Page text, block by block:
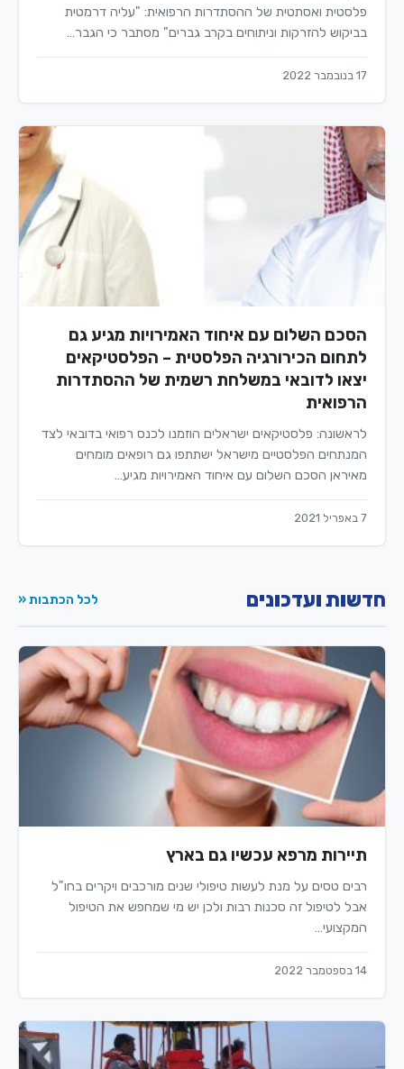
פלסטית ואסתטית של ההסתדרות הרפואית: "עליה דרמטית
בביקוש להזרקות וניתוחים בקרב גברים" מסתבר כי הגבר…
17 בנובמבר 2022
הסכם השלום עם איחוד האמירויות מגיע גם
לתחום הכירורגיה הפלסטית – הפלסטיקאים
יצאו לדובאי במשלחת רשמית של ההסתדרות
הרפואית
לראשונה: פלסטיקאים ישראלים הוזמנו לכנס רפואי בדובאי לצד
המנתחים הפלסטיים מישראל ישתתפו גם רופאים מומחים
מאיראן הסכם השלום עם איחוד האמירויות מגיע…
7 באפריל 2021
חדשות ועדכונים לכל הכתבות «
תיירות מרפא עכשיו גם בארץ
רבים טסים על מנת לעשות טיפולי שנים מורכבים ויקרים בחו"ל
אבל לטיפול זה סכנות רבות ולכן יש מי שמחפש את הטיפול
המקצועי…
14 בספטמבר 2022